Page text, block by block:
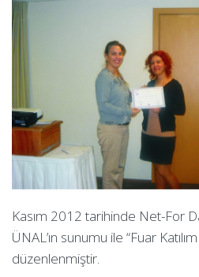
Kasım 2012 tarihinde Net-For
ÜNAL’ın sunumu ile “Fuar
düzenlenmiştir.